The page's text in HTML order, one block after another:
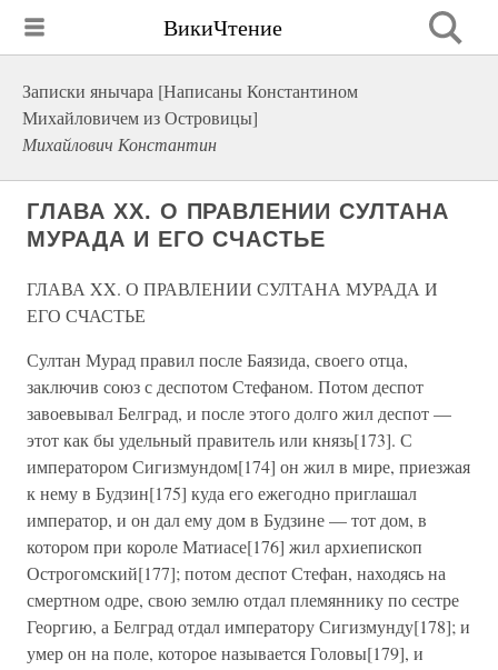
ВикиЧтение
Записки янычара [Написаны Константином
Михайловичем из Островицы]
Михайлович Константин
ГЛАВА XX. О ПРАВЛЕНИИ СУЛТАНА
МУРАДА И ЕГО СЧАСТЬЕ
ГЛАВА XX. О ПРАВЛЕНИИ СУЛТАНА МУРАДА И
ЕГО СЧАСТЬЕ
Султан Мурад правил после Баязида, своего отца,
заключив союз с деспотом Стефаном. Потом деспот
завоевывал Белград, и после этого долго жил деспот —
этот как бы удельный правитель или князь[173]. С
императором Сигизмундом[174] он жил в мире, приезжая
к нему в Будзин[175] куда его ежегодно приглашал
император, и он дал ему дом в Будзине — тот дом, в
котором при короле Матиасе[176] жил архиепископ
Острогомский[177]; потом деспот Стефан, находясь на
смертном одре, свою землю отдал племяннику по сестре
Георгию, а Белград отдал императору Сигизмунду[178]; и
умер он на поле, которое называется Головы[179], и